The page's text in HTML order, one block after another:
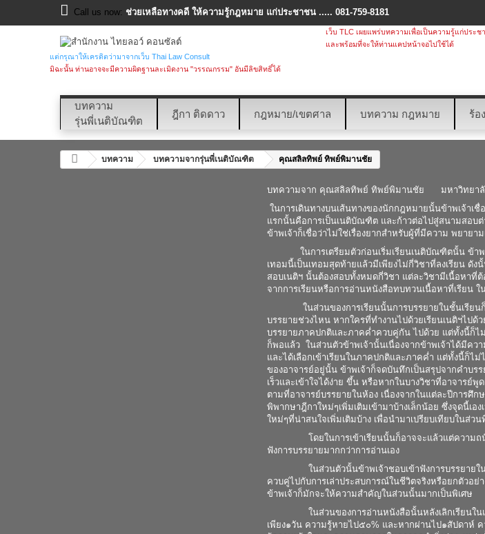
Call us now: ช่วยเหลือทางคดี ให้ความรู้กฎหมาย แก่ประชาชน ..... 081-759-8181
เว็บ TLC เผยแพร่บทความเพื่อเป็นความรู้แก่ประช
และพร้อมที่จะให้ท่านแคปหน้าจอไปใช้ได้
แต่กรุณาให้เครดิตว่ามาจากเว็บ Thai Law Consult
มิฉะนั้น ท่านอาจจะมีความผิดฐานละเมิดงาน "วรรณกรรม" อันมีลิขสิทธิ์ได้
บทความ
รุ่นพี่เนติบัณฑิต
ฎีกา ติดดาว กฎหมาย/เขตศาล บทความ กฎหมาย ร้อ
บทความ บทความจากรุ่นพี่เนติบัณฑิต คุณสลิลทิพย์ ทิพย์พิมานชัย
บทความจาก คุณสลิลทิพย์ ทิพย์พิมานชัย มหาวิทยา
ในการเดินทางบนเส้นทางของนักกฎหมายนั้นข้าพเจ้า
แรกนั้นคือการเป็นเนติบัณฑิต และก้าวต่อไปสู่สนามสอบ
ข้าพเจ้าก็เชื่อว่าไม่ใช่เรื่องยากสำหรับผู้ที่มีความ พยาย
ในการเตรียมตัวก่อนเริ่มเรียนเนติบัณฑิตนั้น ข้าพเจ้
เทอมนี้เป็นเทอมสุดท้ายแล้วมีเพียงไม่กี่วิชาที่ลงเรียน ดัง
สอบเนติฯ นั้นต้องสอบทั้งหมดกี่วิชา แต่ละวิชามีเนื้อหาที่ต้
จากการเรียนหรือการอ่านหนังสือทบทวนเนื้อหาที่เรียน
ในส่วนของการเรียนนั้นการบรรยายในชั้นเรียนก็จ
บรรยายช่วงไหน หากใครที่ทำงานไปด้วยเรียนเนติฯไป
บรรยายภาคปกติและภาคค่ำควบคู่กัน ไปด้วย แต่ทั้งนี้ก็ไม่
ก็พอแล้ว ในส่วนตัวข้าพเจ้านั้นเนื่องจากข้าพเจ้าได้มีควา
และได้เลือกเข้าเรียนในภาคปกติและภาคค่ำ แต่ทั้งนี้ก็ไ
ของอาจารย์อยู่นั้น ข้าพเจ้าก็จดบันทึกเป็นสรุปจากคำบร
เร็วและเข้าใจได้ง่าย ขึ้น หรือหากในบางวิชาที่อาจารย์
ตามที่อาจารย์บรรยายในห้อง เนื่องจากในแต่ละปีการ
พิพากษาฎีกาใหม่ๆเพิ่มเติมเข้ามาบ้างเล็กน้อย ซึ่งจุดนี้เ
ใหม่ๆที่น่าสนใจเพิ่มเติมบ้าง เพื่อนำมาเปรียบเทียบในส่ว
โดยในการเข้าเรียนนั้นก็อาจจะแล้วแต่ความถนัดข
ฟังการบรรยายมากกว่าการอ่านเอง
ในส่วนตัวนั้นข้าพเจ้าชอบเข้าฟังการบรรยายในห้อ
ควบคู่ไปกับการเล่าประสบการณ์ในชีวิตจริงหรือยกตัวอย่
ข้าพเจ้าก็มักจะให้ความสำคัญในส่วนนั้นมากเป็นพิเศษ
ในส่วนของการอ่านหนังสือนั้นหลังเลิกเรียนในแต่ล
เพียง๑วัน ความรู้หายไป๕๐% และหากผ่านไป๑สัปดาห์